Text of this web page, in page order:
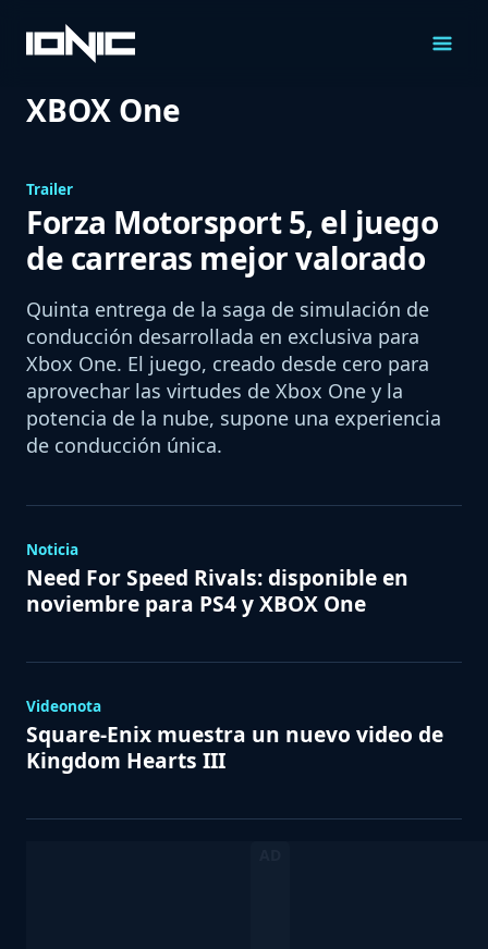
Contenido
XBOX One
Trailer
Forza Motorsport 5, el juego
de carreras mejor valorado
Quinta entrega de la saga de simulación de
conducción desarrollada en exclusiva para
Xbox One. El juego, creado desde cero para
aprovechar las virtudes de Xbox One y la
potencia de la nube, supone una experiencia
de conducción única.
Noticia
Need For Speed Rivals: disponible en
noviembre para PS4 y XBOX One
Videonota
Square-Enix muestra un nuevo video de
Kingdom Hearts III